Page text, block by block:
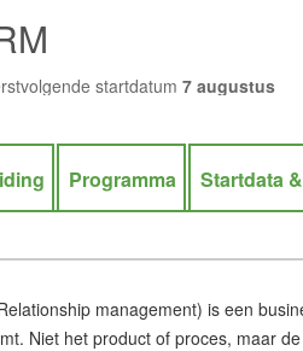
startdatum 7 augustus
Programma Startdata
management) is een
Niet het product of proces, maar